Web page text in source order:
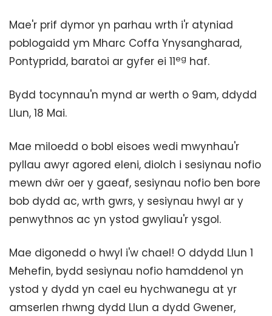
Mae'r prif dymor yn parhau wrth i'r atyniad
poblogaidd ym Mharc Coffa Ynysangharad,
Pontypridd, baratoi ar gyfer ei 11eg haf.
Bydd tocynnau'n mynd ar werth o 9am, ddydd
Llun, 18 Mai.
Mae miloedd o bobl eisoes wedi mwynhau'r
pyllau awyr agored eleni, diolch i sesiynau nofio
mewn dŵr oer y gaeaf, sesiynau nofio ben bore
bob dydd ac, wrth gwrs, y sesiynau hwyl ar y
penwythnos ac yn ystod gwyliau'r ysgol.
Mae digonedd o hwyl i'w chael! O ddydd Llun 1
Mehefin, bydd sesiynau nofio hamddenol yn
ystod y dydd yn cael eu hychwanegu at yr
amserlen rhwng dydd Llun a dydd Gwener,